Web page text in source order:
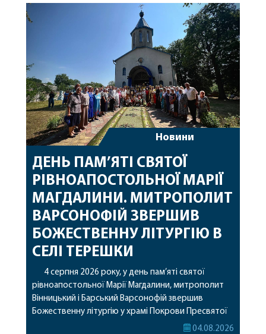
священному сані. Під час богослужіння підносилися
особливі молитви за мир в Україні, за воїнів, які
Новини
ДЕНЬ ПАМ’ЯТІ СВЯТОЇ
РІВНОАПОСТОЛЬНОЇ МАРІЇ
МАГДАЛИНИ. МИТРОПОЛИТ
ВАРСОНОФІЙ ЗВЕРШИВ
БОЖЕСТВЕННУ ЛІТУРГІЮ В
СЕЛІ ТЕРЕШКИ
4 серпня 2026 року, у день пам’яті святої
рівноапостольної Марії Магдалини, митрополит
Вінницький і Барський Варсонофій звершив
Божественну літургію у храмі Покрови Пресвятої
Богородиці села Терешки Барського благочиння.
04.08.2026